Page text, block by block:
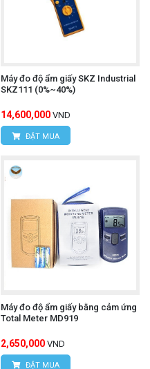
Máy đo độ ẩm giấy SKZ Industrial
SKZ111 (0%~40%)
14,600,000 VND
ĐẶT MUA
Máy đo độ ẩm giấy bằng cảm ứng
Total Meter MD919
2,650,000 VND
ĐẶT MUA